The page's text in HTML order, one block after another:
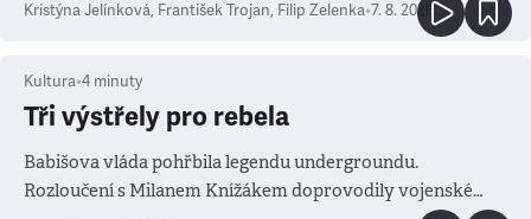
Kristýna Jelínková, František Trojan, Filip Zelenka•7. 8. 2026
Kultura•4 minuty
Tři výstřely pro rebela
Babišova vláda pohřbila legendu undergroundu.
Rozloučení s Milanem Knížákem doprovodily vojenské